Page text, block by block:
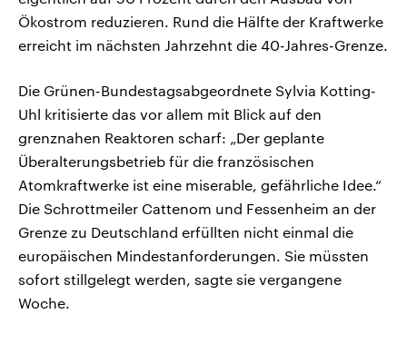
Ökostrom reduzieren. Rund die Hälfte der Kraftwerke
erreicht im nächsten Jahrzehnt die 40-Jahres-Grenze.
Die Grünen-Bundestagsabgeordnete Sylvia Kotting-
Uhl kritisierte das vor allem mit Blick auf den
grenznahen Reaktoren scharf: „Der geplante
Überalterungsbetrieb für die französischen
Atomkraftwerke ist eine miserable, gefährliche Idee.“
Die Schrottmeiler Cattenom und Fessenheim an der
Grenze zu Deutschland erfüllten nicht einmal die
europäischen Mindestanforderungen. Sie müssten
sofort stillgelegt werden, sagte sie vergangene
Woche.